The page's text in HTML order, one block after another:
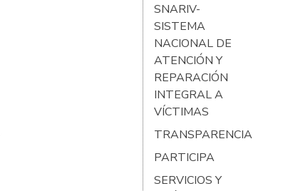
SNARIV-
SISTEMA
NACIONAL DE
ATENCIÓN Y
REPARACIÓN
INTEGRAL A
VÍCTIMAS
TRANSPARENCIA
PARTICIPA
SERVICIOS Y